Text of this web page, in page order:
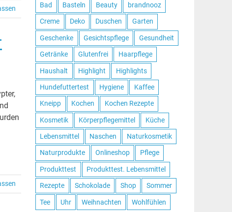
Bad Basteln Beauty brandnooz
Creme Deko Duschen Garten
Geschenke Gesichtspflege Gesundheit
Getränke Glutenfrei Haarpflege
Haushalt Highlight Highlights
Hundefuttertest Hygiene Kaffee
Kneipp Kochen Kochen Rezepte
Kosmetik Körperpflegemittel Küche
Lebensmittel Naschen Naturkosmetik
Naturprodukte Onlineshop Pflege
Produkttest Produkttest. Lebensmittel
Rezepte Schokolade Shop Sommer
Tee Uhr Weihnachten Wohlfühlen